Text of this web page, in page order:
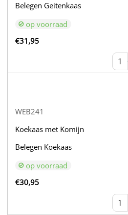
Belegen Geitenkaas
op voorraad
€31,95
WEB241
Koekaas met Komijn
Belegen Koekaas
op voorraad
€30,95